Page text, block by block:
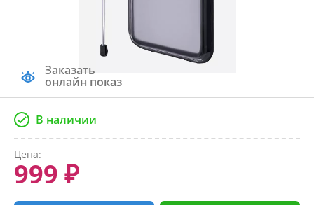
Заказать
онлайн показ
В наличии
Цена:
999 ₽